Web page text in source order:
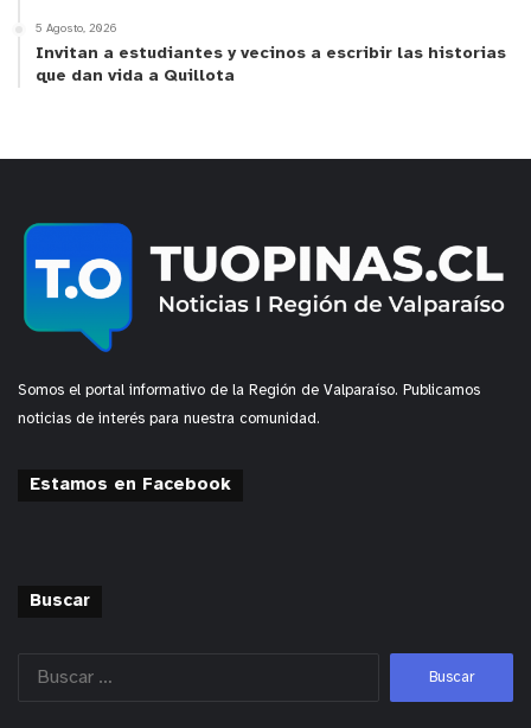
5 Agosto, 2026
Invitan a estudiantes y vecinos a escribir las historias
que dan vida a Quillota
Somos el portal informativo de la Región de Valparaíso. Publicamos
noticias de interés para nuestra comunidad.
Estamos en Facebook
Buscar